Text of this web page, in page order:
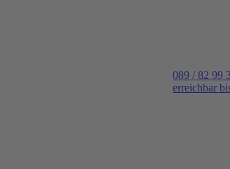
089 / 82 99
erreichbar